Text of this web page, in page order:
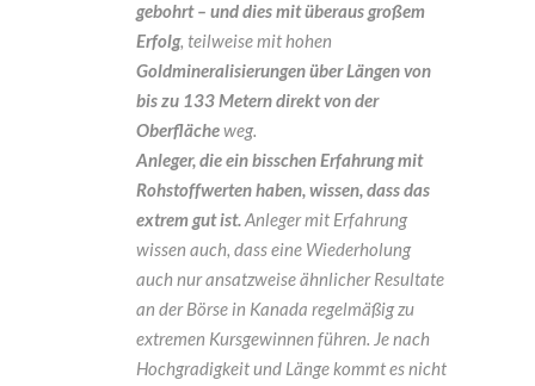
gebohrt – und dies mit überaus großem
Erfolg, teilweise mit hohen
Goldmineralisierungen über Längen von
bis zu 133 Metern direkt von der
Oberflächeweg.
Anleger, die ein bisschen Erfahrung mit
Rohstoffwerten haben, wissen, dass das
extrem gut ist.Anleger mit Erfahrung
wissen auch, dass eine Wiederholung
auch nur ansatzweise ähnlicher Resultate
an der Börse in Kanada regelmäßig zu
extremen Kursgewinnen führen. Je nach
Hochgradigkeit und Länge kommt es nicht